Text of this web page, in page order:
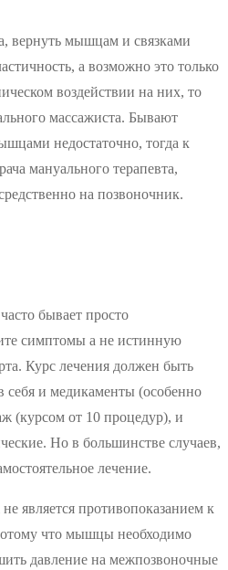
вернуть мышцам и связками
а возможно это только
воздействии на них, то
массажиста. Бывают
недостаточно, тогда к
мануального терапевта,
на позвоночник.
бывает просто
симптомы а не истинную
Курс лечения должен быть
себя и медикаменты (особенно
(курсом от 10 процедур), и
Но в большинстве случаев,
лечение.
является противопоказанием к
что мышцы необходимо
давление на межпозвоночные